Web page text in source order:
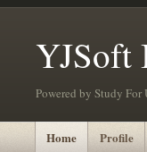
YJSoft
Powered by Study For
Home Profile